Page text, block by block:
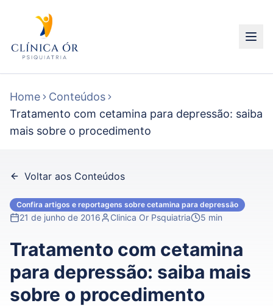
Home
Conteúdos
Tratamento com cetamina para depressão: saiba
mais sobre o procedimento
Voltar aos Conteúdos
Confira artigos e reportagens sobre cetamina para depressão
21 de junho de 2016 Clinica Or Psquiatria 5 min
Tratamento com cetamina
para depressão: saiba mais
sobre o procedimento